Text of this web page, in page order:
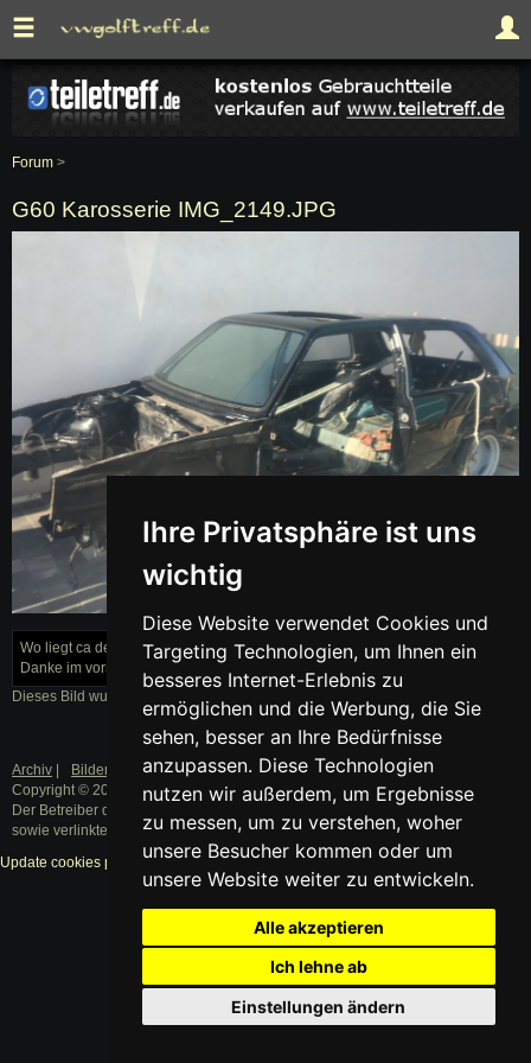
Ihre Privatsphäre ist uns
wichtig
Diese Website verwendet Cookies und
Targeting Technologien, um Ihnen ein
besseres Internet-Erlebnis zu
ermöglichen und die Werbung, die Sie
sehen, besser an Ihre Bedürfnisse
anzupassen. Diese Technologien
nutzen wir außerdem, um Ergebnisse
zu messen, um zu verstehen, woher
unsere Besucher kommen oder um
unsere Website weiter zu entwickeln.
Alle akzeptieren
Ich lehne ab
Einstellungen ändern
Forum >
G60 Karosserie IMG_2149.JPG
IMG_2149.JPG
Wo liegt ca der Wert einer G60 Karosserie mit Heckschaden? (Österreich)
Danke im vorraus
Dieses Bild wurde am 01.11.2016 von Rainer hochgeladen.
Archiv Bilder Datenschutz|
Impressum
Copyright © 2003 - 2019 · Alle Rechte vorbehalten.
Der Betreiber distanziert sich ausdrücklich von den Inhalten der Forenbeiträge
sowie verlinkter Internetseiten.
Update cookies preferences